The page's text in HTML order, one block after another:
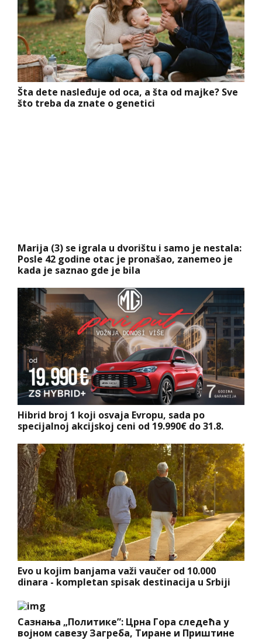
Šta dete nasleđuje od oca, a šta od majke? Sve
što treba da znate o genetici
Marija (3) se igrala u dvorištu i samo je nestala:
Posle 42 godine otac je pronašao, zanemeo je
kada je saznao gde je bila
Hibrid broj 1 koji osvaja Evropu, sada po
specijalnoj akcijskoj ceni od 19.990€ do 31.8.
Evo u kojim banjama važi vaučer od 10.000
dinara - kompletan spisak destinacija u Srbiji
Сазнања „Политике”: Црна Гора следећа у
војном савезу Загреба, Тиране и Приштине